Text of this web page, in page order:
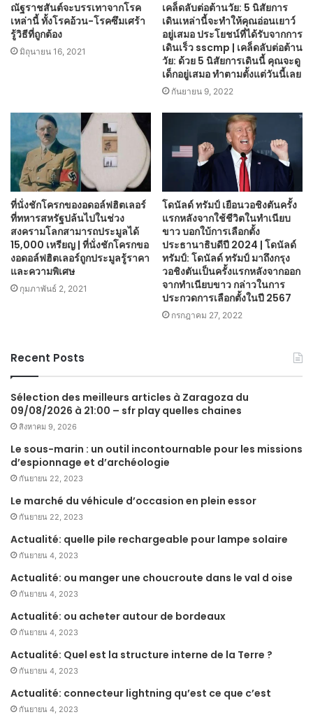
ณัฐราชสันต์จะบรรเทาจากโรค
เหล่านี้ ทั้งโรคอ้วน-โรคซึมเศร้า
รู้วิธีที่ถูกต้อง
มิถุนายน 16, 2021
เคล็ดลับต่อต้านวัย: 5 นิสัยการ
เดินเหล่านี้จะทำให้คุณอ่อนเยาว์
อยู่เสมอ ประโยชน์ที่ได้รับจากการ
เดินเร็ว sscmp | เคล็ดลับต่อต้าน
วัย: ด้วย 5 นิสัยการเดินนี้ คุณจะดู
เด็กอยู่เสมอ ทำตามตั้งแต่วันนี้เลย
กันยายน 9, 2022
ที่นั่งชักโครกของอดอล์ฟฮิตเลอร์
ที่ทหารสหรัฐปล้นไปในช่วง
สงครามโลกสามารถประมูลได้
15,000 เหรียญ | ที่นั่งชักโครกขอ
งอดอล์ฟฮิตเลอร์ถูกประมูลรู้ราคา
และความพิเศษ
กุมภาพันธ์ 2, 2021
โดนัลด์ ทรัมป์ เยือนวอชิงตันครั้ง
แรกหลังจากใช้ชีวิตในทำเนียบ
ขาว บอกใบ้การเลือกตั้ง
ประธานาธิบดีปี 2024 | โดนัลด์
ทรัมป์: โดนัลด์ ทรัมป์ มาถึงกรุง
วอชิงตันเป็นครั้งแรกหลังจากออก
จากทำเนียบขาว กล่าวในการ
ประกวดการเลือกตั้งในปี 2567
กรกฎาคม 27, 2022
Recent Posts
Sélection des meilleurs articles à Zaragoza du
09/08/2026 à 21:00 – sfr play quelles chaines
สิงหาคม 9, 2026
Le sous-marin : un outil incontournable pour les missions
d’espionnage et d’archéologie
กันยายน 22, 2023
Le marché du véhicule d’occasion en plein essor
กันยายน 22, 2023
Actualité: quelle pile rechargeable pour lampe solaire
กันยายน 4, 2023
Actualité: ou manger une choucroute dans le val d oise
กันยายน 4, 2023
Actualité: ou acheter autour de bordeaux
กันยายน 4, 2023
Actualité: Quel est la structure interne de la Terre ?
กันยายน 4, 2023
Actualité: connecteur lightning qu’est ce que c’est
กันยายน 4, 2023